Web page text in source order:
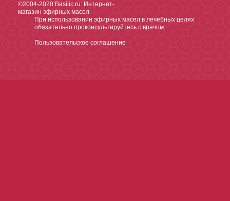
©2004-2020 Basilic.ru: Интернет-
магазин эфирных масел
При использовании эфирных масел в лечебных целях
обязательно проконсультируйтесь с врачом
Пользовательское соглашение